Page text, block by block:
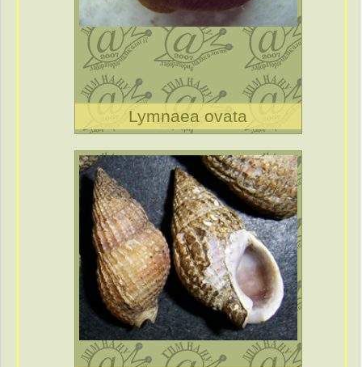
Lymnaea ovata